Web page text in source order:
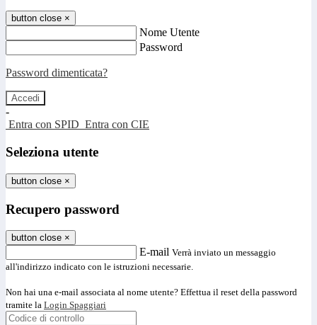
button close ×
Nome Utente
Password
Password dimenticata?
-
Entra con SPID Entra con CIE
Seleziona utente
button close ×
Recupero password
button close ×
E-mail Verrà inviato un messaggio
all'indirizzo indicato con le istruzioni necessarie.
Non hai una e-mail associata al nome utente? Effettua il reset della password
tramite la Login Spaggiari